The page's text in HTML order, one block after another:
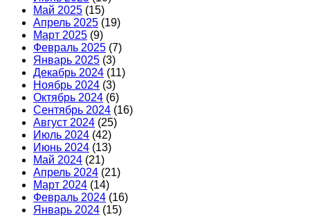
Май 2025 (15)
Апрель 2025 (19)
Март 2025 (9)
Февраль 2025 (7)
Январь 2025 (3)
Декабрь 2024 (11)
Ноябрь 2024 (3)
Октябрь 2024 (6)
Сентябрь 2024 (16)
Август 2024 (25)
Июль 2024 (42)
Июнь 2024 (13)
Май 2024 (21)
Апрель 2024 (21)
Март 2024 (14)
Февраль 2024 (16)
Январь 2024 (15)